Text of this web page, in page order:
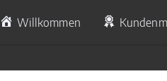
Willkommen